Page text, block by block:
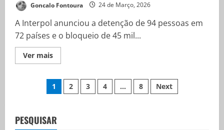
Goncalo Fontoura 24 de Março, 2026
A Interpol anunciou a detenção de 94 pessoas em
72 países e o bloqueio de 45 mil...
Ver mais
1 2 3 4 … 8 Next
PESQUISAR